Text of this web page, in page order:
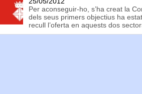
Per aconseguir-ho, s’ha creat la
dels seus primers objectius ha
recull l’oferta en aquests dos